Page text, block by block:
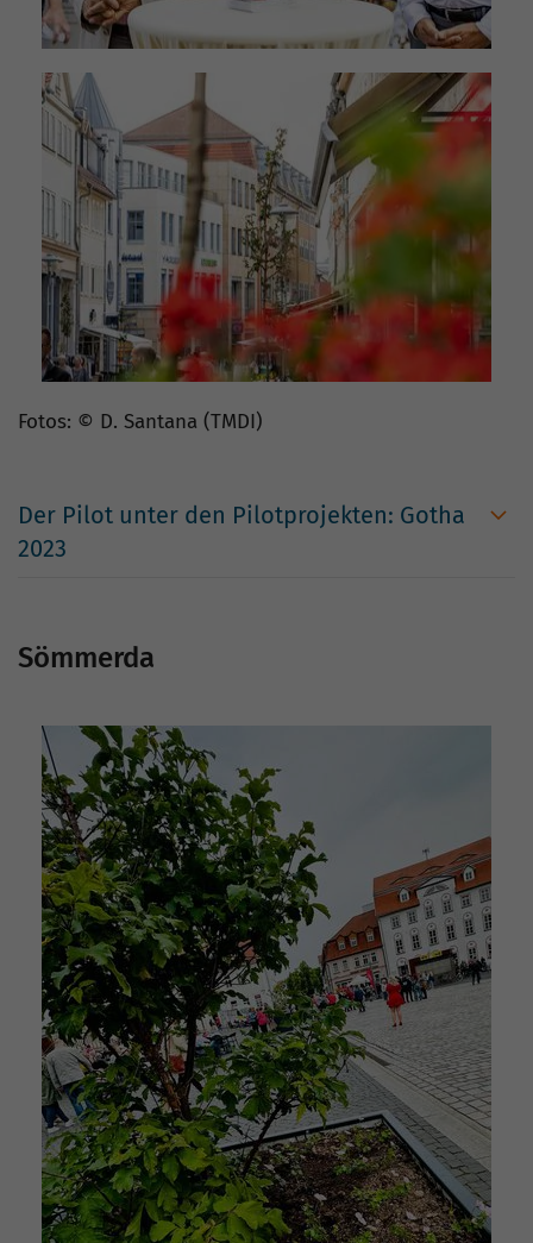
Fotos: © D. Santana (TMDI)
Der Pilot unter den Pilotprojekten: Gotha
2023
Sömmerda